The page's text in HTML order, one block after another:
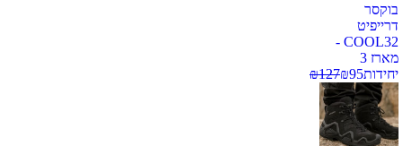
בוקסר
דרייפיט
COOL32 -
מארז 3
יחידות
₪95
₪127